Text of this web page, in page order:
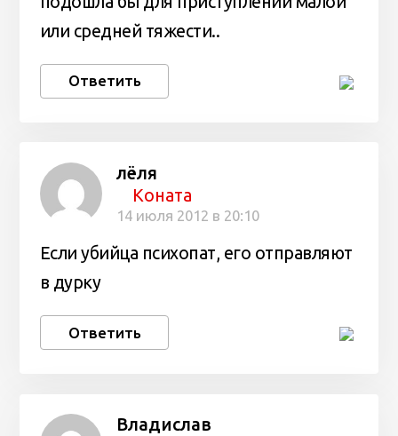
или средней тяжести..
Ответить
лёля
Коната
14 июля 2012 в 20:10
Если убийца психопат, его отправляют
в дурку
Ответить
Владислав